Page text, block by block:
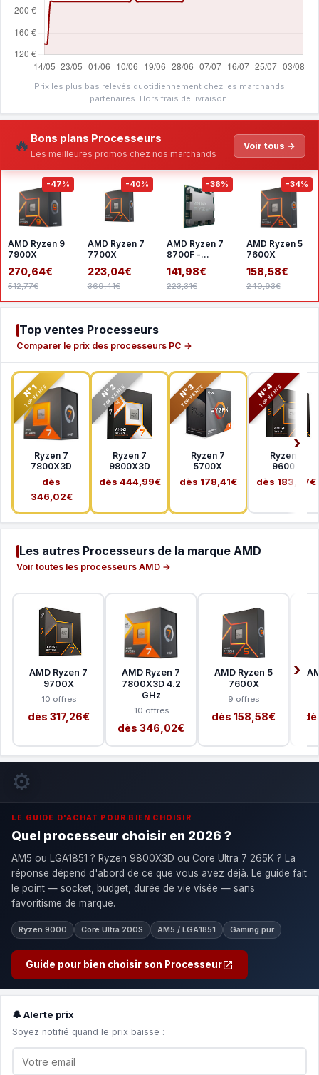
Prix les plus bas relevés quotidiennement chez les marchands
partenaires. Hors frais de livraison.
🔥 Bons plans Processeurs
Les meilleures promos chez nos marchands
Voir tous →
-47%
AMD Ryzen 9
7900X
270,64€
512,77€
-40%
AMD Ryzen 7
7700X
223,04€
369,41€
-36%
AMD Ryzen 7
8700F -
Version tray
141,98€
223,31€
-34%
AMD Ryzen 5
7600X
158,58€
240,93€
Top ventes Processeurs
Comparer le prix des processeurs PC →
N°1
TOP VENTE
Ryzen 7
7800X3D
dès
346,02€
N°2
TOP VENTE
Ryzen 7
9800X3D
dès 444,99€
N°3
TOP VENTE
Ryzen 7
5700X
dès 178,41€
N°4
TOP VENTE
Ryzen 5
9600X
dès 183,37€
Les autres Processeurs de la marque AMD
Voir toutes les processeurs AMD →
AMD Ryzen 7
9700X
10 offres
dès 317,26€
AMD Ryzen 7
7800X3D 4.2
GHz
10 offres
dès 346,02€
AMD Ryzen 5
7600X
9 offres
dès 158,58€
⚙️
LE GUIDE D'ACHAT POUR BIEN CHOISIR
Quel processeur choisir en 2026 ?
AM5 ou LGA1851 ? Ryzen 9800X3D ou Core Ultra 7 265K ? La
réponse dépend d'abord de ce que vous avez déjà. Le guide fait
le point — socket, budget, durée de vie visée — sans
favoritisme de marque.
Ryzen 9000 Core Ultra 200S AM5 / LGA1851 Gaming pur
Guide pour bien choisir son Processeur
🔔 Alerte prix
Soyez notifié quand le prix baisse :